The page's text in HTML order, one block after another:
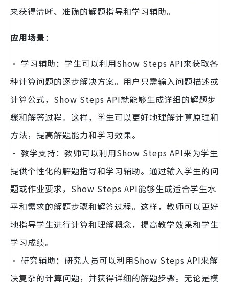
来获得清晰、准确的解题指导和学习辅助。
应用场景：
· 学习辅助：学生可以利用Show Steps API来获取各
种计算问题的逐步解决方案。用户只需输入问题描述或
计算公式，Show Steps API就能够生成详细的解题步
骤和解答过程。这样，学生可以更好地理解计算原理和
方法，提高解题能力和学习效果。
· 教学支持：教师可以利用Show Steps API来为学生
提供个性化的解题指导和学习辅助。通过输入学生的问
题或作业要求，Show Steps API能够生成适合学生水
平和需求的解题步骤和解答过程。这样，教师可以更好
地指导学生进行计算和理解概念，提高教学效果和学生
学习成绩。
· 研究辅助：研究人员可以利用Show Steps API来解
决复杂的计算问题，并获得详细的解题步骤。无论是模